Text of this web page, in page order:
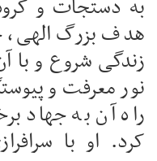
به دستجات و
هدف بزرگ الهی،
زندگی شروع و با
نور معرفت و
راه آن به جهاد
کرد. او با